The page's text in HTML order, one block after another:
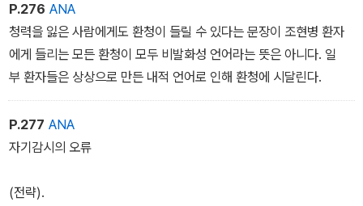
P.276 ANA
청력을 잃은 사람에게도 환청이 들릴 수 있다는 문장이 조현병 환자
에게 들리는 모든 환청이 모두 비발화성 언어라는 뜻은 아니다. 일
부 환자들은 상상으로 만든 내적 언어로 인해 환청에 시달린다.
P.277 ANA
자기감시의 오류
(전략).